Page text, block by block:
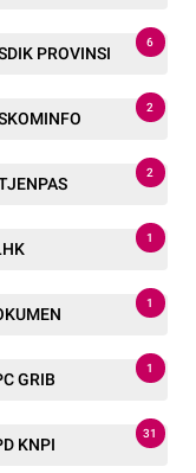
PROVINSI
6
2
2
1
1
GRIB
1
KNPI
31